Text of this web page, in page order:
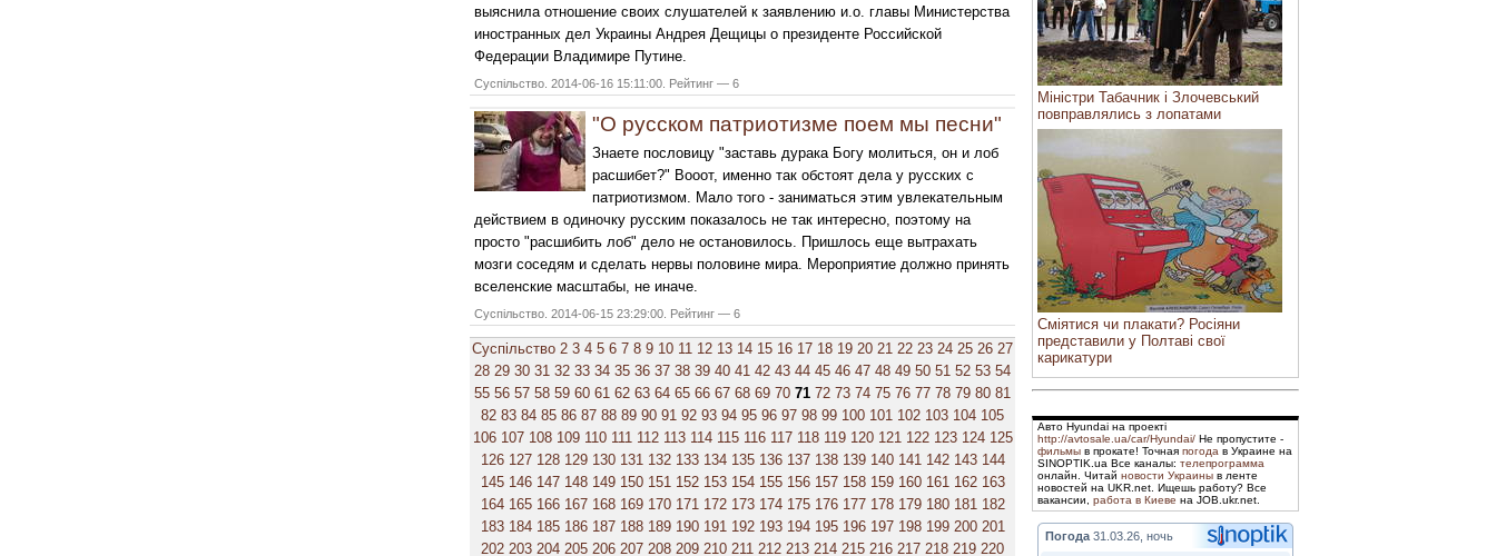
выяснила отношение своих слушателей к заявлению и.о. главы Министерства
иностранных дел Украины Андрея Дещицы о президенте Российской
Федерации Владимире Путине.
Суспільство. 2014-06-16 15:11:00. Рейтинг — 6
"О русском патриотизме поем мы песни"
Знаете пословицу "заставь дурака Богу молиться, он и лоб
расшибет?" Вооот, именно так обстоят дела у русских с
патриотизмом. Мало того - заниматься этим увлекательным
действием в одиночку русским показалось не так интересно, поэтому на
просто "расшибить лоб" дело не остановилось. Пришлось еще вытрахать
мозги соседям и сделать нервы половине мира. Мероприятие должно принять
вселенские масштабы, не иначе.
Суспільство. 2014-06-15 23:29:00. Рейтинг — 6
Суспільство 2 3 4 5 6 7 8 9 10 11 12 13 14 15 16 17 18 19 20 21 22 23 24 25 26 27
28 29 30 31 32 33 34 35 36 37 38 39 40 41 42 43 44 45 46 47 48 49 50 51 52 53 54
55 56 57 58 59 60 61 62 63 64 65 66 67 68 69 70 71 72 73 74 75 76 77 78 79 80 81
82 83 84 85 86 87 88 89 90 91 92 93 94 95 96 97 98 99 100 101 102 103 104 105
106 107 108 109 110 111 112 113 114 115 116 117 118 119 120 121 122 123 124 125
126 127 128 129 130 131 132 133 134 135 136 137 138 139 140 141 142 143 144
145 146 147 148 149 150 151 152 153 154 155 156 157 158 159 160 161 162 163
164 165 166 167 168 169 170 171 172 173 174 175 176 177 178 179 180 181 182
183 184 185 186 187 188 189 190 191 192 193 194 195 196 197 198 199 200 201
202 203 204 205 206 207 208 209 210 211 212 213 214 215 216 217 218 219 220
Міністри Табачник і Злочевський
повправлялись з лопатами
Сміятися чи плакати? Росіяни
представили у Полтаві свої
карикатури
Авто Hyundai на проекті
http://avtosale.ua/car/Hyundai/ Не пропустите -
фильмы в прокате! Точная погода в Украине на
SINOPTIK.ua Все каналы: телепрограмма
онлайн. Читай новости Украины в ленте
новостей на UKR.net. Ищешь работу? Все
вакансии, работа в Киеве на JOB.ukr.net.
Погода 31.03.26, ночь